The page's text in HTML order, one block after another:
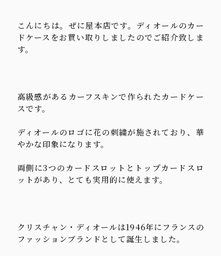
こんにちは。ぜに屋本店です。ディオールのカー
ドケースをお買い取りしましたのでご紹介致しま
す。
高級感があるカーフスキンで作られたカードケー
スです。
ディオールのロゴに花の刺繍が施されており、華
やかな印象になります。
両側に3つのカードスロットとトップカードスロ
ットがあり、とても実用的に使えます。
クリスチャン・ディオールは1946年にフランスの
ファッションブランドとして誕生しました。